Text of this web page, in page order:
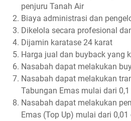
penjuru Tanah Air
Biaya administrasi dan
Dikelola secara profesional
Dijamin karatase 24 karat
Harga jual dan buyback yang
Nasabah dapat melakukan
Nasabah dapat melakukan
Tabungan Emas mulai dari
Nasabah dapat melakukan
Emas (Top Up) mulai dari 0,01